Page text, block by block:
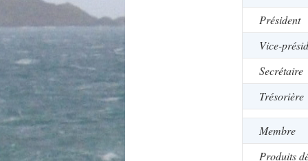
Président
Vice-
Secrétaire
Trésorière
Membre
Produits